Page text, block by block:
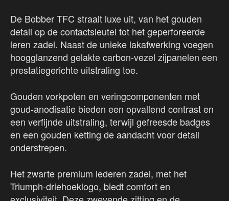
De Bobber TFC straalt luxe uit, van het gouden
detail op de contactsleutel tot het geperforeerde
leren zadel. Naast de unieke lakafwerking voegen
hoogglanzend gelakte carbon-vezel zijpanelen een
prestatiegerichte uitstraling toe.
Gouden vorkpoten en veringcomponenten met
goud-anodisatie bieden een opvallend contrast en
een verfijnde uitstraling, terwijl gefreesde badges
en een gouden ketting de aandacht voor detail
onderstrepen.
Het zwarte premium lederen zadel, met het
Triumph-driehoeklogo, biedt comfort en